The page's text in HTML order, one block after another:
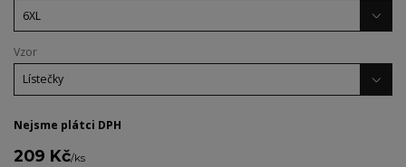
Vzor
Nejsme plátci DPH
209 Kč/ks